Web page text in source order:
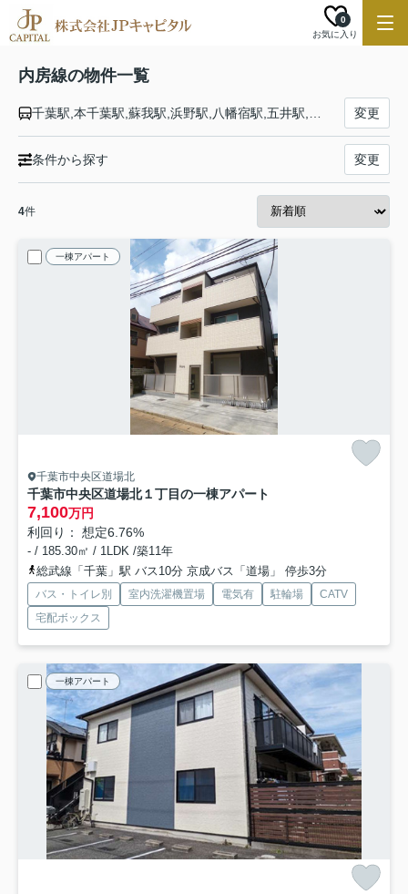
お気に入り
0
内房線の物件一覧
変更
条件から探す 変更
4件
一棟アパート
千葉市中央区道場北
千葉市中央区道場北１丁目の一棟アパート
7,100万円
利回り： 想定6.76%
- / 185.30㎡ / 1LDK /築11年
総武線「千葉」駅 バス10分 京成バス「道場」 停歩3分
バス・トイレ別 室内洗濯機置場 電気有 駐輪場
CATV
宅配ボックス
一棟アパート